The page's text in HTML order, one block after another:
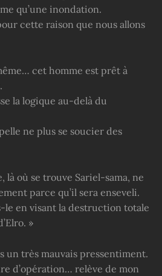
qu’une inondation.
cette raison que nous allons
cet homme est prêt à
la logique au-delà du
ne plus se soucier des
là où se trouve Sariel-sama, ne
parce qu’il sera enseveli.
le en visant la destruction totale
»
un très mauvais pressentiment.
d’opération… relève de mon